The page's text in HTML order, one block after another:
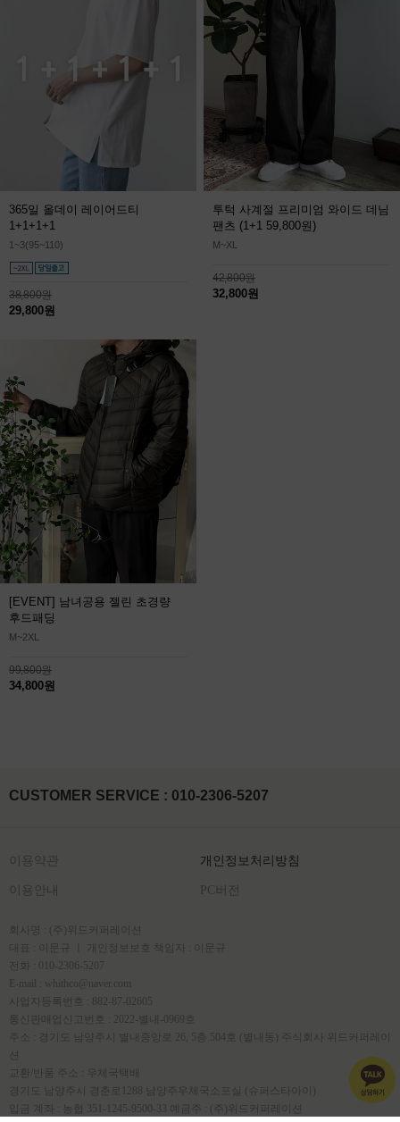
365일 올데이 레이어드티
1+1+1+1
1~3(95~110)
38,800원
29,800원
투턱 사계절 프리미엄 와이드 데님
팬츠 (1+1 59,800원)
M~XL
42,800원
32,800원
[EVENT] 남녀공용 젤린 초경량
후드패딩
M~2XL
99,800원
34,800원
CUSTOMER SERVICE : 010-2306-5207
이용약관 개인정보처리방침
이용안내 PC버전
회사명 : (주)위드커퍼레이션
대표 : 이문규 ㅣ 개인정보보호 책임자 : 이문규
전화 : 010-2306-5207
E-mail : whithco@naver.com
사업자등록번호 : 882-87-02605
통신판매업신고번호 : 2022-별내-0969호
주소 : 경기도 남양주시 별내중앙로 26, 5층 504호 (별내동) 주식회사 위드커퍼레이
션
교환/반품 주소 : 우체국택배
경기도 남양주시 경춘로1288 남양주우체국소포실 (슈퍼스타아이)
입금 계좌 : 농협 351-1245-9500-33 예금주 : (주)위드커퍼레이션